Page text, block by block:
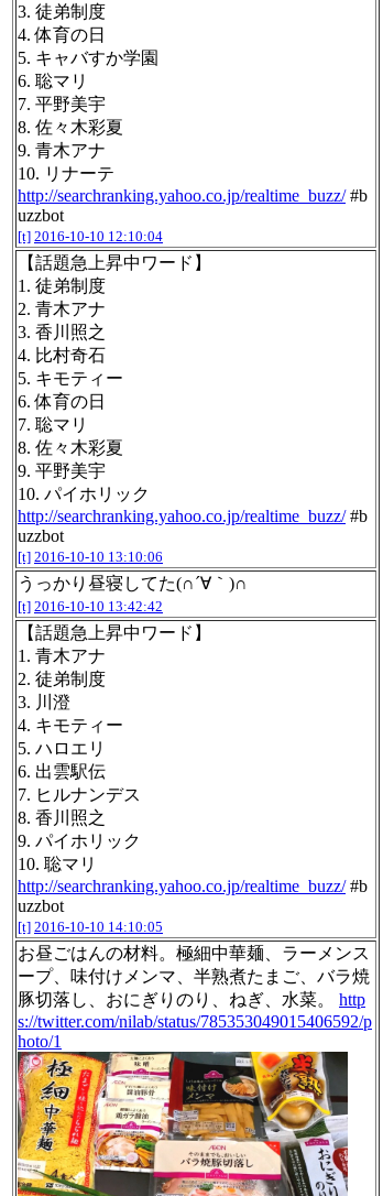
3. 徒弟制度
4. 体育の日
5. キャバすか学園
6. 聡マリ
7. 平野美宇
8. 佐々木彩夏
9. 青木アナ
10. リナーテ
http://searchranking.yahoo.co.jp/realtime_buzz/#b
uzzbot
[t] 2016-10-10 12:10:04
【話題急上昇中ワード】
1. 徒弟制度
2. 青木アナ
3. 香川照之
4. 比村奇石
5. キモティー
6. 体育の日
7. 聡マリ
8. 佐々木彩夏
9. 平野美宇
10. パイホリック
http://searchranking.yahoo.co.jp/realtime_buzz/#b
uzzbot
[t] 2016-10-10 13:10:06
うっかり昼寝してた(∩´∀｀)∩
[t] 2016-10-10 13:42:42
【話題急上昇中ワード】
1. 青木アナ
2. 徒弟制度
3. 川澄
4. キモティー
5. ハロエリ
6. 出雲駅伝
7. ヒルナンデス
8. 香川照之
9. パイホリック
10. 聡マリ
http://searchranking.yahoo.co.jp/realtime_buzz/#b
uzzbot
[t] 2016-10-10 14:10:05
お昼ごはんの材料。極細中華麺、ラーメンス
ープ、味付けメンマ、半熟煮たまご、バラ焼
豚切落し、おにぎりのり、ねぎ、水菜。 http
s://twitter.com/nilab/status/785353049015406592/p
hoto/1